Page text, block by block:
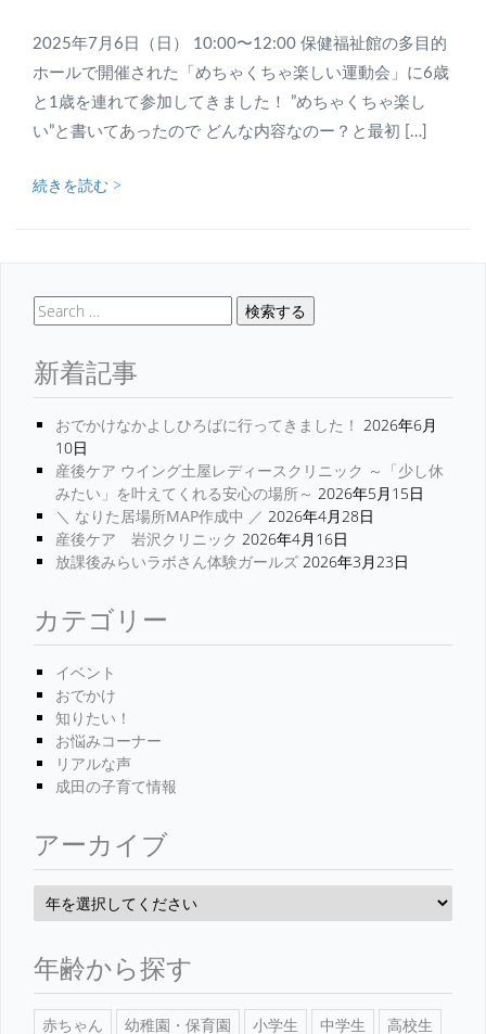
2025年7月6日（日） 10:00〜12:00 保健福祉館の多目的
ホールで開催された「めちゃくちゃ楽しい運動会」に6歳
と1歳を連れて参加してきました！ ”めちゃくちゃ楽し
い”と書いてあったので どんな内容なのー？と最初 […]
続きを読む >
検索する
新着記事
おでかけなかよしひろばに行ってきました！ 2026年6月
10日
産後ケア ウイング土屋レディースクリニック ～「少し休
みたい」を叶えてくれる安心の場所～ 2026年5月15日
＼ なりた居場所MAP作成中 ／ 2026年4月28日
産後ケア 岩沢クリニック 2026年4月16日
放課後みらいラボさん体験ガールズ 2026年3月23日
カテゴリー
イベント
おでかけ
知りたい！
お悩みコーナー
リアルな声
成田の子育て情報
アーカイブ
年齢から探す
赤ちゃん 幼稚園・保育園 小学生 中学生 高校生